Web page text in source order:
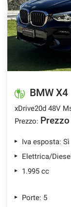
BMW X4
xDrive20d 48V
Prezzo:
Iva esposta: Sì
Elettrica/
1.995 cc
Porte: 5